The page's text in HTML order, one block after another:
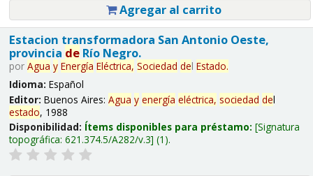
Agregar al carrito
Estacion transformadora San Antonio Oeste,
provincia deRío Negro.
por Agua y Energía Eléctrica, Sociedad del Estado.
Idioma: Español
Editor: Buenos Aires: Agua y energía eléctrica, sociedad del
estado, 1988
Disponibilidad: Ítems disponibles para préstamo: Signatura
topográfica: 621.374.5/A282/v.3 (1).